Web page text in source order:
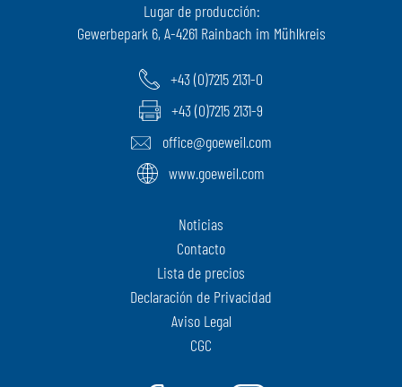
Lugar de producción:
Gewerbepark 6, A-4261 Rainbach im Mühlkreis
+43 (0)7215 2131-0
+43 (0)7215 2131-9
office@goeweil.com
www.goeweil.com
Noticias
Contacto
Lista de precios
Declaración de Privacidad
Aviso Legal
CGC